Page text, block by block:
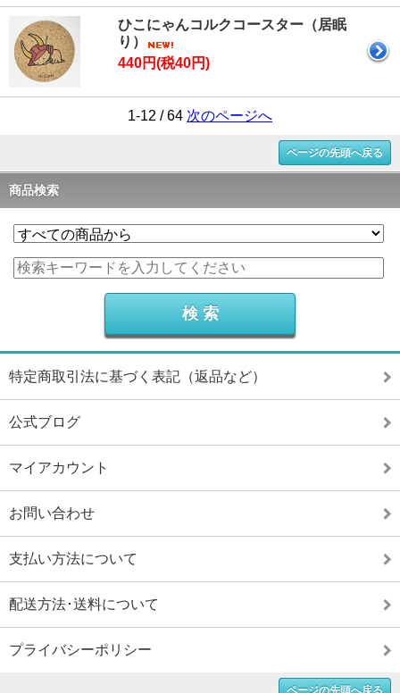
ひこにゃんコルクコースター（居眠
り）
440円(税40円)
1-12 / 64 次のページへ
ページの先頭へ戻る
商品検索
特定商取引法に基づく表記（返品など）
公式ブログ
マイアカウント
お問い合わせ
支払い方法について
配送方法･送料について
プライバシーポリシー
ページの先頭へ戻る